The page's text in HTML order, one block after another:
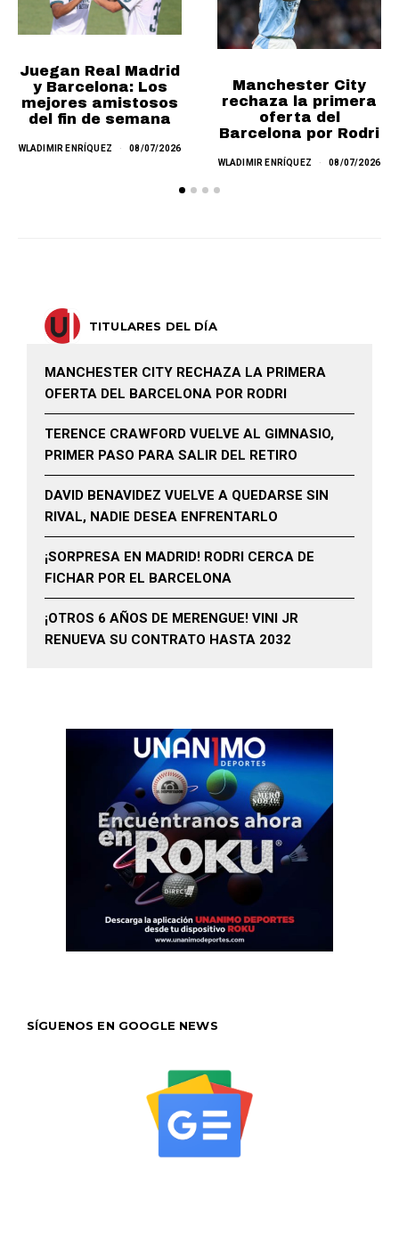
Juegan Real Madrid
y Barcelona: Los
mejores amistosos
del fin de semana
WLADIMIR ENRÍQUEZ 08/07/2026
Manchester City
rechaza la primera
oferta del
Barcelona por Rodri
WLADIMIR ENRÍQUEZ 08/07/2026
TITULARES DEL DÍA
MANCHESTER CITY RECHAZA LA PRIMERA
OFERTA DEL BARCELONA POR RODRI
TERENCE CRAWFORD VUELVE AL GIMNASIO,
PRIMER PASO PARA SALIR DEL RETIRO
DAVID BENAVIDEZ VUELVE A QUEDARSE SIN
RIVAL, NADIE DESEA ENFRENTARLO
¡SORPRESA EN MADRID! RODRI CERCA DE
FICHAR POR EL BARCELONA
¡OTROS 6 AÑOS DE MERENGUE! VINI JR
RENUEVA SU CONTRATO HASTA 2032
SÍGUENOS EN GOOGLE NEWS